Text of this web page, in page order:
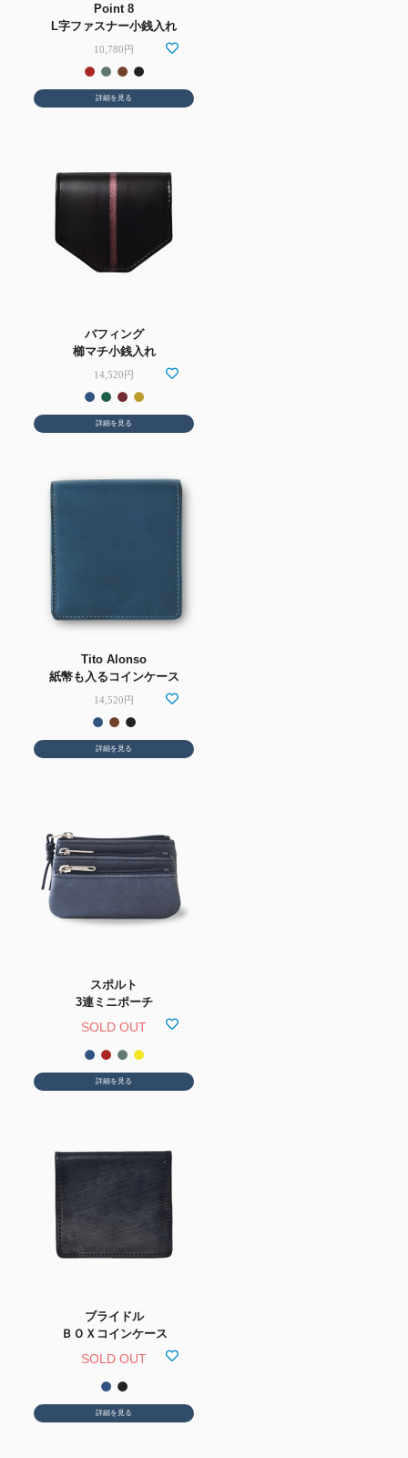
Point 8
L字ファスナー小銭入れ
10,780円
詳細を見る
バフィング
櫛マチ小銭入れ
14,520円
詳細を見る
Tito Alonso
紙幣も入るコインケース
14,520円
詳細を見る
スポルト
3連ミニポーチ
SOLD OUT
詳細を見る
ブライドル
ＢＯＸコインケース
SOLD OUT
詳細を見る